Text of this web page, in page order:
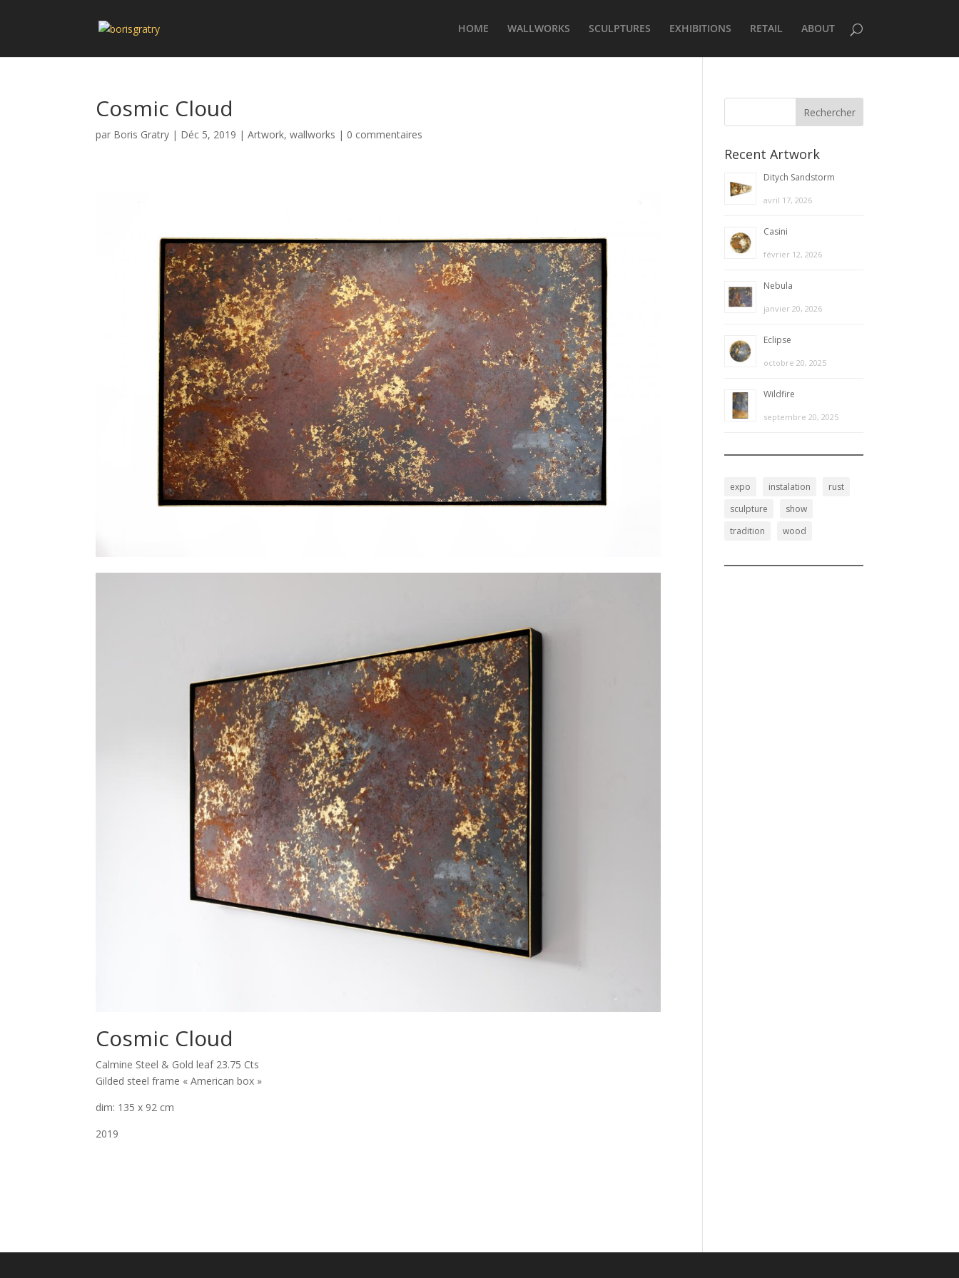
HOME WALLWORKS SCULPTURES EXHIBITIONS RETAIL ABOUT
Cosmic Cloud
par Boris Gratry | Déc 5, 2019 |Artwork,wallworks | 0 commentaires
Cosmic Cloud
Calmine Steel & Gold leaf 23.75 Cts
Gilded steel frame « American box »
dim: 135 x 92 cm
2019
Recent Artwork
Ditych Sandstorm
avril 17, 2026
Casini
février 12, 2026
Nebula
janvier 20, 2026
Eclipse
octobre 20, 2025
Wildfire
septembre 20, 2025
expo instalation
rust
sculpture
show
tradition
wood